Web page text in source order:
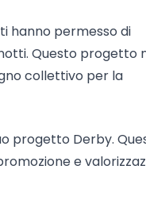
hanno permesso di
Questo progetto
collettivo per la
progetto Derby.
e